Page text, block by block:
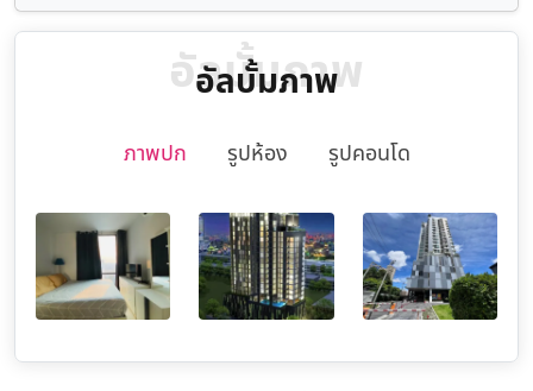
อัลบั้มภาพ
อัลบั้มภาพ
ภาพปก รูปห้อง รูปคอนโด